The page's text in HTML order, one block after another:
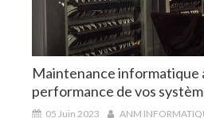
Maintenance informatique
performance de vos
05 Juin 2023
ANM